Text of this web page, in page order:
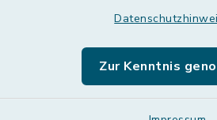
Zur Kenntnis
Leichte